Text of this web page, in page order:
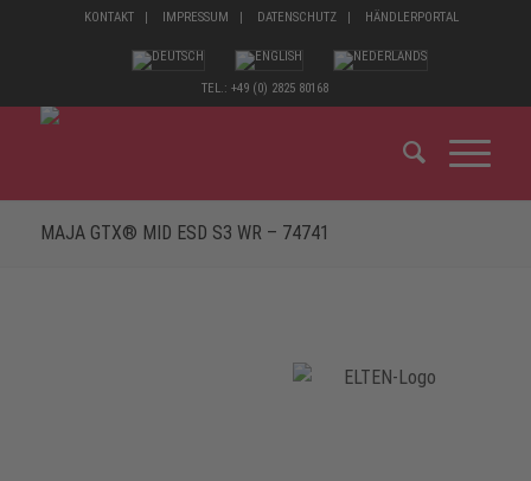
KONTAKT IMPRESSUM DATENSCHUTZ HÄNDLERPORTAL
TEL.: +49 (0) 2825 80168
MAJA GTX® MID ESD S3 WR – 74741